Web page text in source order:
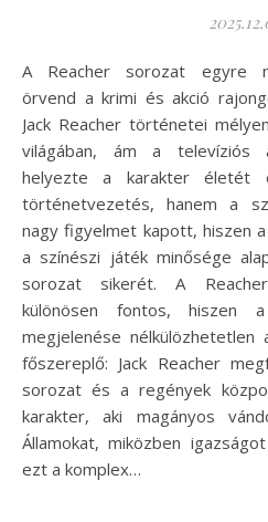
A Reacher sorozat egyre nagyobb népszerűségnek
örvend a krimi és akció
Jack Reacher történetei
világában, ám a televíziós
helyezte a karakter életét
történetvezetés, hanem a
nagy figyelmet kapott, hiszen
a színészi játék minősége
sorozat sikerét. A
különösen fontos, hiszen
megjelenése
főszereplő: Jack Reacher
sorozat és a regények
karakter, aki magányos
Államokat, miközben
ezt a komplex…